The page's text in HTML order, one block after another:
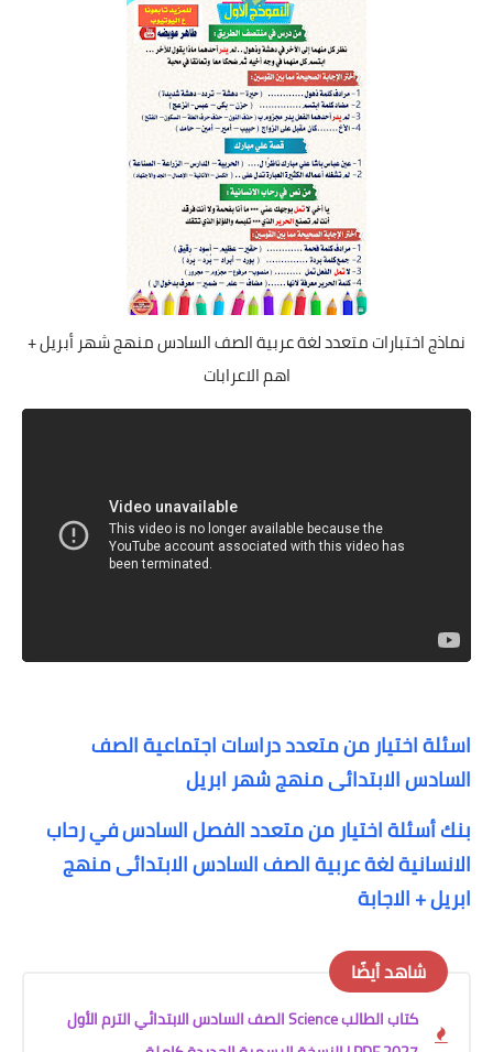
نماذج اختبارات متعدد لغة عربية الصف السادس منهج شهر أبريل +
اهم الاعرابات
اسئلة اختيار من متعدد دراسات اجتماعية الصف
السادس الابتدائى منهج شهر ابريل
بنك أسئلة اختيار من متعدد الفصل السادس في رحاب
الانسانية لغة عربية الصف السادس الابتدائى منهج
ابريل + الاجابة
شاهد أيضًا
كتاب الطالب Science الصف السادس الابتدائي الترم الأول